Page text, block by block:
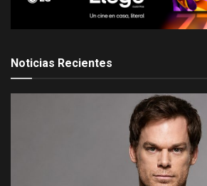
Noticias Recientes